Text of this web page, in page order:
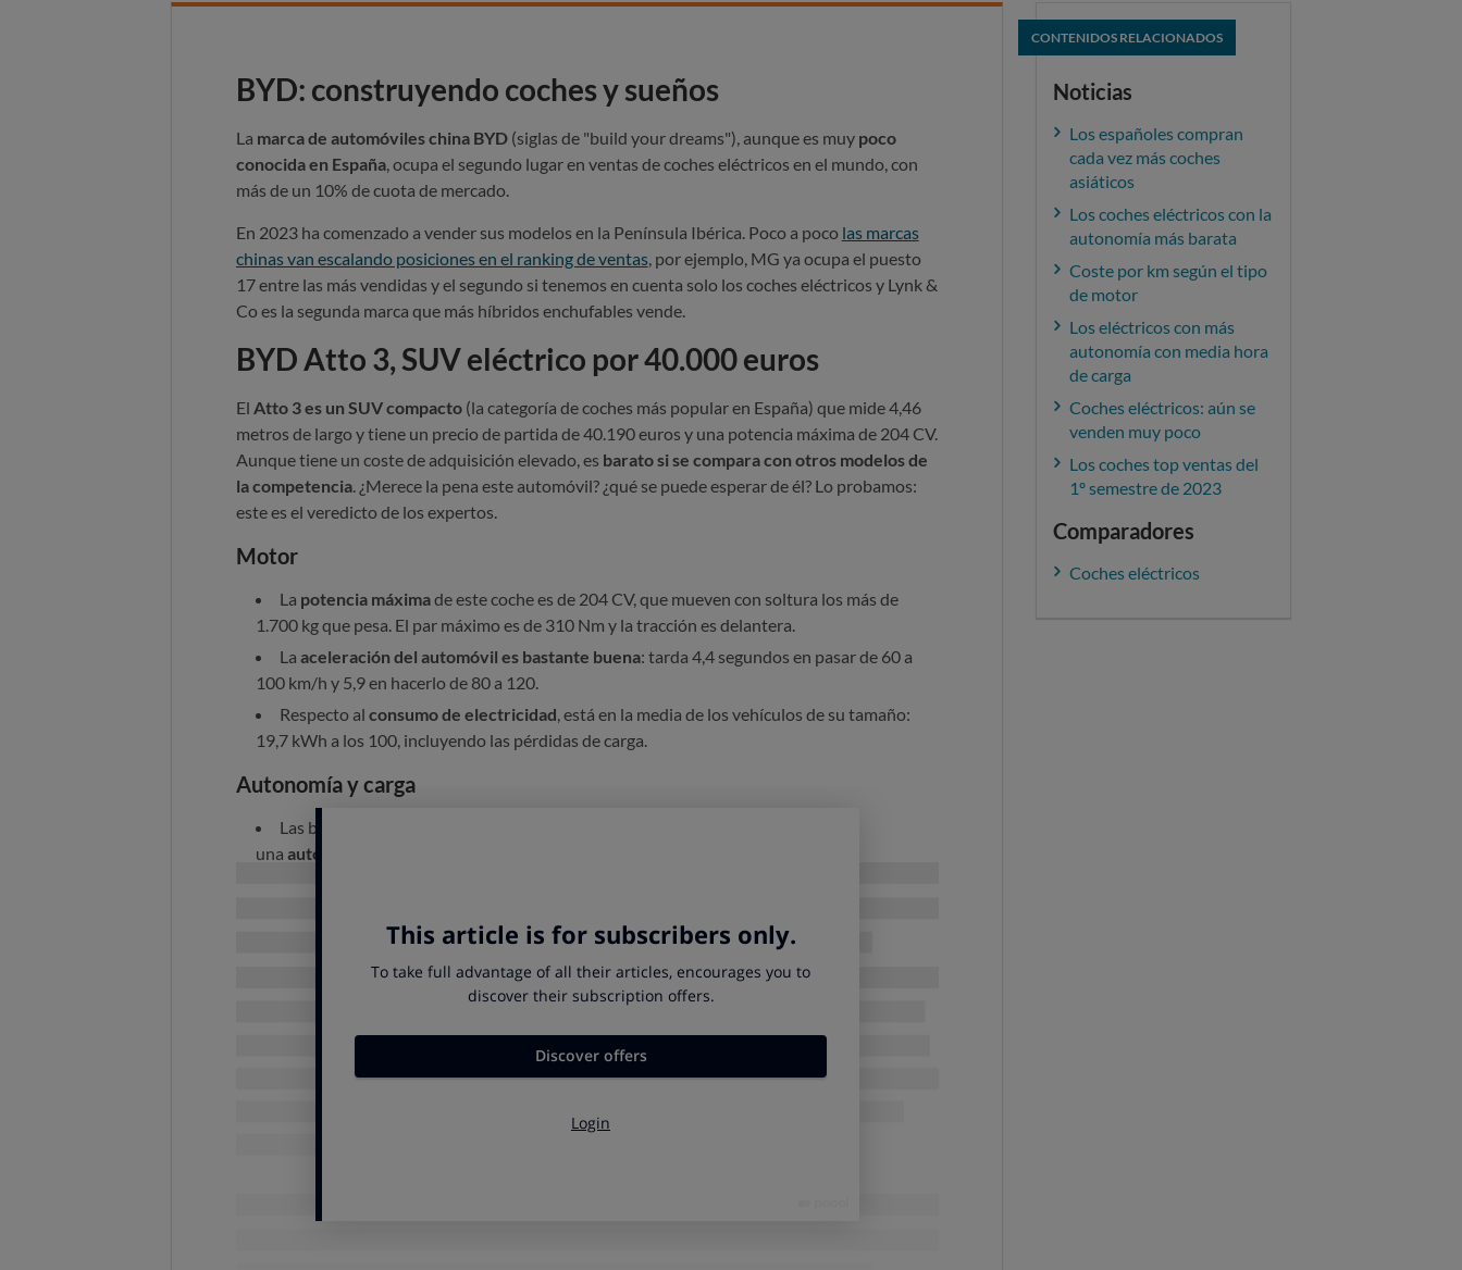
BYD: construyendo coches y sueños
La marca de automóviles china BYD(siglas de "build your dreams"), aunque es muypoco
conocida en España, ocupa el segundo lugar en ventas de coches eléctricos en el mundo, con
más de un 10% de cuota de mercado.
En 2023 ha comenzado a vender sus modelos en la Península Ibérica. Poco a poco las marcas
chinas van escalando posiciones en el ranking de ventas, por ejemplo, MG ya ocupa el puesto
17 entre las más vendidas y el segundo si tenemos en cuenta solo los coches eléctricos y Lynk &
Co es la segunda marca que más híbridos enchufables vende.
BYD Atto 3, SUV eléctrico por 40.000 euros
El Atto 3 es un SUV compacto(la categoría de coches más popular en España) que mide 4,46
metros de largo y tiene un precio de partida de 40.190 euros y una potencia máxima de 204 CV.
Aunque tiene un coste de adquisición elevado, es barato si se compara con otros modelos de
la competencia. ¿Merece la pena este automóvil? ¿qué se puede esperar de él? Lo probamos:
este es el veredicto de los expertos.
Motor
La potencia máximade este coche es de 204 CV, que mueven con soltura los más de
1.700 kg que pesa. El par máximo es de 310 Nm y la tracción es delantera.
La aceleración del automóvil es bastante buena: tarda 4,4 segundos en pasar de 60 a
100 km/h y 5,9 en hacerlo de 80 a 120.
Respecto al consumo de electricidad , está en la media de los vehículos de su tamaño:
19,7 kWh a los 100, incluyendo las pérdidas de carga.
Autonomía y carga
Las baterías del coche tienen una capacidad útil de 60,5 kW, que proporciona
una autonomía de más de 300 kilómetros.
total de la capacidad en unos 45 minutos.
Comportamiento en carretera
exceso en curvas cerradas a alta velocidad, aunque el control de estabilidad funciona
correctamente si se pierde el control.
conductor. El esfuerzo requerido para mover el volante es muy bajo y el número de giros de
35,1 metros. La respuesta del pedal de freno está a la altura.
CONTENIDOS RELACIONADOS
Noticias
Los españoles compran
cada vez más coches
asiáticos
Los coches eléctricos con la
autonomía más barata
Coste por km según el tipo
de motor
Los eléctricos con más
autonomía con media hora
de carga
Coches eléctricos: aún se
venden muy poco
Los coches top ventas del
1º semestre de 2023
Comparadores
Coches eléctricos